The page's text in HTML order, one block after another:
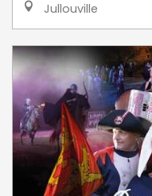
Jullouville